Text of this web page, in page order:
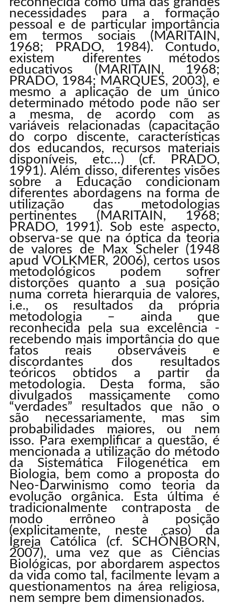
necessidades para a formação
pessoal e de particular importância
em termos sociais (MARITAIN,
1968; PRADO, 1984). Contudo,
existem diferentes métodos
educativos (MARITAIN, 1968;
PRADO, 1984; MARQUES, 2003), e
mesmo a aplicação de um único
determinado método pode não ser
a mesma, de acordo com as
variáveis relacionadas (capacitação
do corpo discente, características
dos educandos, recursos materiais
disponíveis, etc…) (cf. PRADO,
1991). Além disso, diferentes visões
sobre a Educação condicionam
diferentes abordagens na forma de
utilização das metodologias
pertinentes (MARITAIN, 1968;
PRADO, 1991). Sob este aspecto,
observa-se que na óptica da teoria
de valores de Max Scheler (1948
apud VOLKMER, 2006), certos usos
metodológicos podem sofrer
distorções quanto a sua posição
numa correta hierarquia de valores,
i.e., os resultados da própria
metodologia – ainda que
reconhecida pela sua excelência -
recebendo mais importância do que
fatos reais observáveis e
discordantes dos resultados
teóricos obtidos a partir da
metodologia. Desta forma, são
divulgados massiçamente como
“verdades” resultados que não o
são necessariamente, mas sim
probabilidades maiores, ou nem
isso. Para exemplificar a questão, é
mencionada a utilização do método
da Sistemática Filogenética em
Biologia, bem como a proposta do
Neo-Darwinismo como teoria da
evolução orgânica. Esta última é
tradicionalmente contraposta de
modo errôneo à posição
(explicitamente, neste caso) da
Igreja Católica (cf. SCHÖNBORN,
2007), uma vez que as Ciências
Biológicas, por abordarem aspectos
da vida como tal, facilmente levam a
questionamentos na área religiosa,
nem sempre bem dimensionados.